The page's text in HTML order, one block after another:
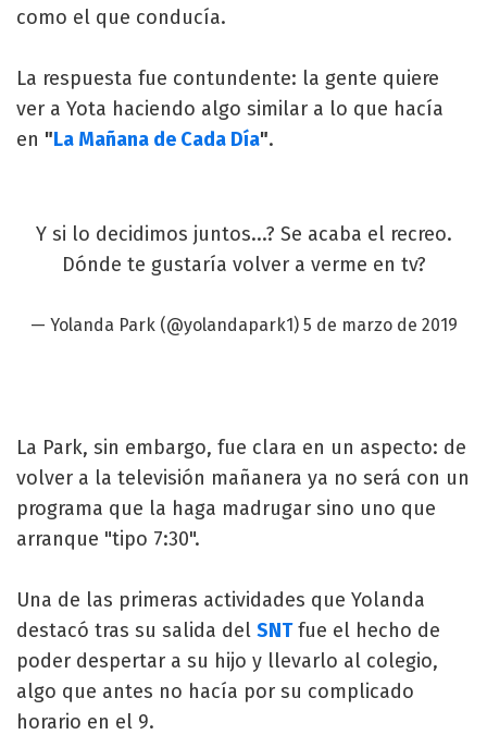
como el que conducía.
La respuesta fue contundente: la gente quiere
ver a Yota haciendo algo similar a lo que hacía
en "La Mañana de Cada Día".
Y si lo decidimos juntos...? Se acaba el recreo.
Dónde te gustaría volver a verme en tv?
— Yolanda Park (@yolandapark1) 5 de marzo de 2019
La Park, sin embargo, fue clara en un aspecto: de
volver a la televisión mañanera ya no será con un
programa que la haga madrugar sino uno que
arranque "tipo 7:30".
Una de las primeras actividades que Yolanda
destacó tras su salida del SNTfue el hecho de
poder despertar a su hijo y llevarlo al colegio,
algo que antes no hacía por su complicado
horario en el 9.